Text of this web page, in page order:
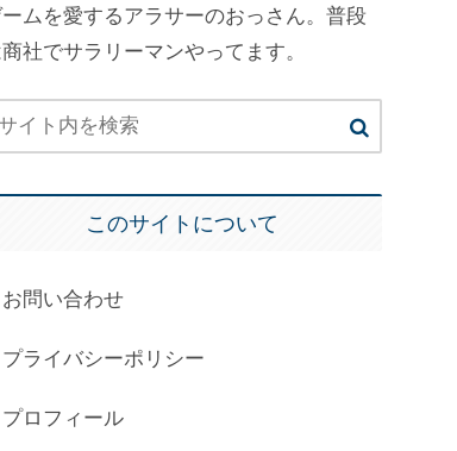
ムを愛するアラサーのおっさん。普段
社でサラリーマンやってます。
このサイトについて
お問い合わせ
プライバシーポリシー
プロフィール